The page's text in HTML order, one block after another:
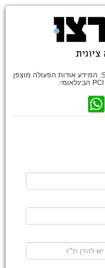
דף זה מאובטח בהצפנת SSL 2048bit. המידע אודות הפעולה מוצפן